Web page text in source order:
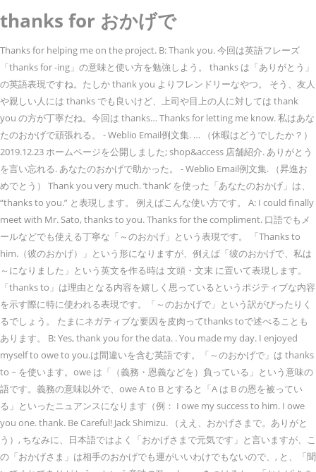
thanks for おかげで
Thanks for helping me on the project. B: Thank you. 今回は英語フレーズ
「thanks for -ing」の意味と使い方を勉強しよう。 thanks は「ありがとう」
の英語表現ですね。たしか thank you よりフレンドリーなやつ。 そう、友人
や親しい人には thanks でも良いけど、上司や目上の人に対しては thank
you の方が丁寧だね。今回は thanks… Thanks for letting me know. 私はあな
たのおかげで頑張れる。 - Weblio Email例文集. … （休暇はどうでしたか？）
2019.12.23 ホームページを公開しました; shop&access 店舗紹介. ありがとう
を言い忘れる. あなたのおかげで助かった。 - Weblio Email例文集. （昇進お
めでとう） Thank you very much. ’thank’ を使った「あなたのおかげ」は、
“thanks to you.” と表現します。 例えばこんな使い方です。 A: I could finally
meet with Mr. Sato, thanks to you. Thanks for the compliment. 口語でもメ
ールなどでも使える丁寧な「～のおかげ」という表現です。 「Thanks to
him.（彼のおかげ）」という形になりますが、例えば「彼のおかげで、私は
～になりました」という英文を作る時は 文頭・文末 に置いて表現します。
「thanks to」は理由となる内容を嬉しく思っているというポジティブな内容
を示す際に特に使われる表現です。「～のおかげで」という訳がぴったりく
るでしょう。 たまにネガティブな要因を皮肉ってthanks toで述べることも
あります。 B: Yes, thank you for the data. . You made my day. I enjoyed
myself to owe to you.は間違いを含む英語です。「～のおかげで」は thanks
to ~ を使います。owe は「（義務・恩義などを）負っている」という意味の
語です。義務の意味以外で、owe A to B とすると「A は B の恩を被ってい
る」といったニュアンスになります（例： I owe my success to him. I owe
you one. thank. Be Careful! Jack Shimizu. （ええ、おかげさまで。ありがと
う）, ちなみに、日本語ではよく「おかげさまで元気です」と言いますが、こ
の「おかげさま」は相手のおかげでも運がいいわけでもないので、, と、「聞